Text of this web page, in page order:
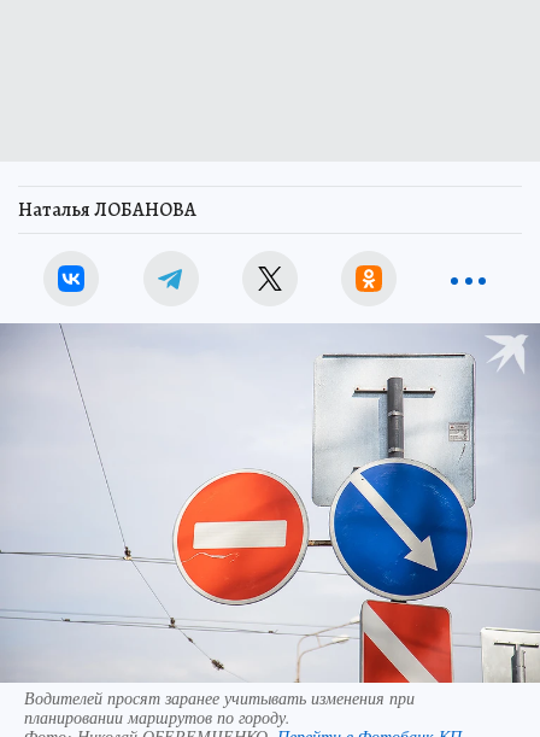
Наталья ЛОБАНОВА
Водителей просят заранее учитывать изменения при
планировании маршрутов по городу.